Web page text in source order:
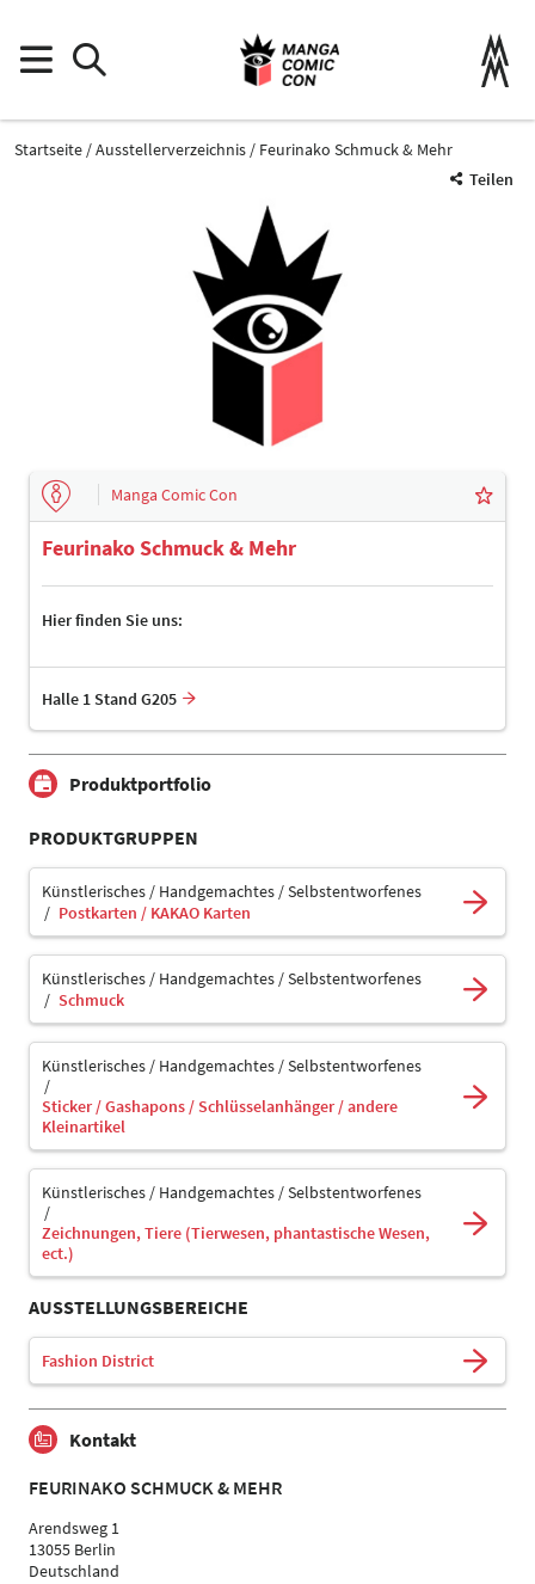
Startseite Ausstellerverzeichnis
Feurinako Schmuck & Mehr
Teilen
Manga Comic Con
Feurinako Schmuck & Mehr
Hier finden Sie uns:
Halle 1 Stand G205
Produktportfolio
PRODUKTGRUPPEN
Künstlerisches / Handgemachtes / Selbstentworfenes
Postkarten / KAKAO Karten
Künstlerisches / Handgemachtes / Selbstentworfenes
Schmuck
Künstlerisches / Handgemachtes / Selbstentworfenes
Sticker / Gashapons / Schlüsselanhänger / andere
Kleinartikel
Künstlerisches / Handgemachtes / Selbstentworfenes
Zeichnungen, Tiere (Tierwesen, phantastische Wesen,
ect.)
AUSSTELLUNGSBEREICHE
Fashion District
Kontakt
FEURINAKO SCHMUCK & MEHR
Arendsweg 1
13055 Berlin
Deutschland